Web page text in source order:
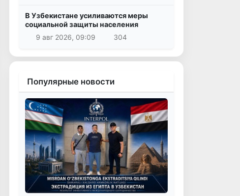
В Узбекистане усиливаются меры
социальной защиты населения
9 авг 2026, 09:09
304
Популярные новости